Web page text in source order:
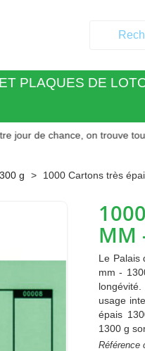
PLAQUES DE
chance, on trouve tout au
g 1000 Cartons très
MM
Le Palais
mm -
usage
épais
1300 g
Référence